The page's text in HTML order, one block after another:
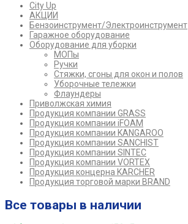
City Up
АКЦИИ
Бензоинструмент/Электроинструмент
Гаражное оборудование
Оборудование для уборки
МОПы
Ручки
Стяжки, сгоны для окон и полов
Уборочные тележки
Флаундеры
Приволжская химия
Продукция компании GRASS
Продукция компании iFOAM
Продукция компании KANGAROO
Продукция компании SANCHIST
Продукция компании SINTEC
Продукция компании VORTEX
Продукция концерна KARCHER
Продукция торговой марки BRAND
Все товары в наличии